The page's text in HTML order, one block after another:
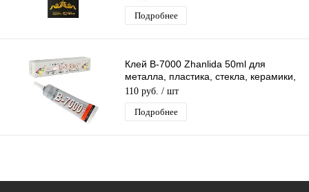
Подробнее
Клей B-7000 Zhanlida 50ml для
металла, пластика, стекла, керамики,
дерева, кожи, резины
110 руб. / шт
Подробнее